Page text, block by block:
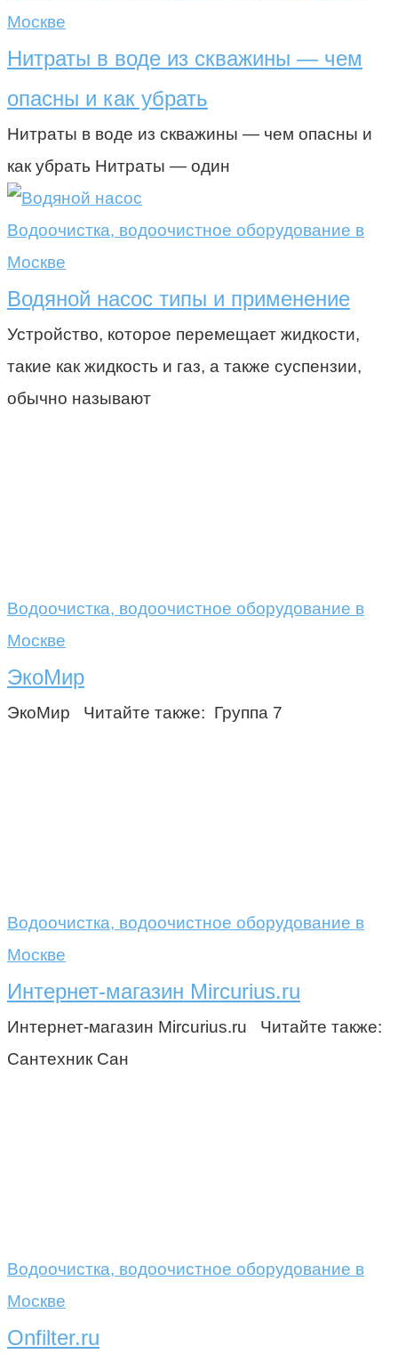
Москве
Нитраты в воде из скважины — чем
опасны и как убрать
Нитраты в воде из скважины — чем опасны и
как убрать Нитраты — один
Водоочистка, водоочистное оборудование в
Москве
Водяной насос типы и применение
Устройство, которое перемещает жидкости,
такие как жидкость и газ, а также суспензии,
обычно называют
Водоочистка, водоочистное оборудование в
Москве
ЭкоМир
ЭкоМир Читайте также: Группа 7
Водоочистка, водоочистное оборудование в
Москве
Интернет-магазин Mircurius.ru
Интернет-магазин Mircurius.ru Читайте также:
Сантехник Сан
Водоочистка, водоочистное оборудование в
Москве
Onfilter.ru